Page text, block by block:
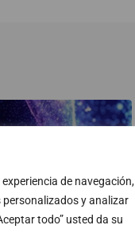
de navegación,
y analizar
todo” usted da su